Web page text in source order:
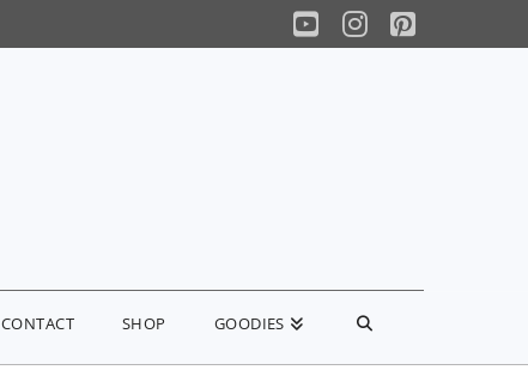
YouTube
Instagram
Pinterest
CONTACT SHOP GOODIES